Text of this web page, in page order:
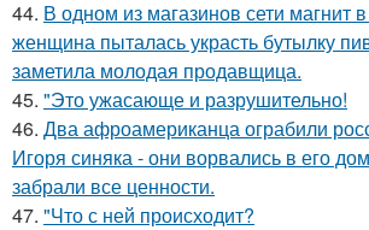
44. В одном из магазинов сети магнит
женщина пыталась украсть бутылку
заметила молодая продавщица.
45. "Это ужасающе и разрушительно!
46. Два афроамериканца ограбили
Игоря синяка - они ворвались в его
забрали все ценности.
47. "Что с ней происходит?